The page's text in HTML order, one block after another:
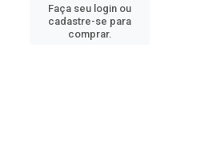
Faça seu login ou
cadastre-se para
comprar.